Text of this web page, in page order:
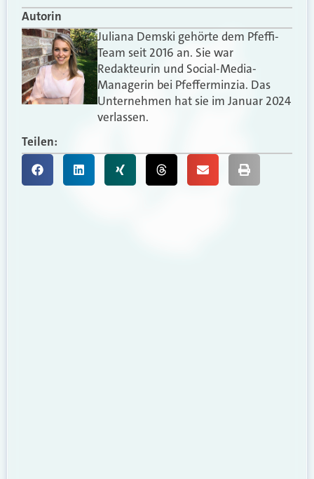
Autorin
Juliana Demski gehörte dem Pfeffi-
Team seit 2016 an. Sie war
Redakteurin und Social-Media-
Managerin bei Pfefferminzia. Das
Unternehmen hat sie im Januar 2024
verlassen.
Teilen: